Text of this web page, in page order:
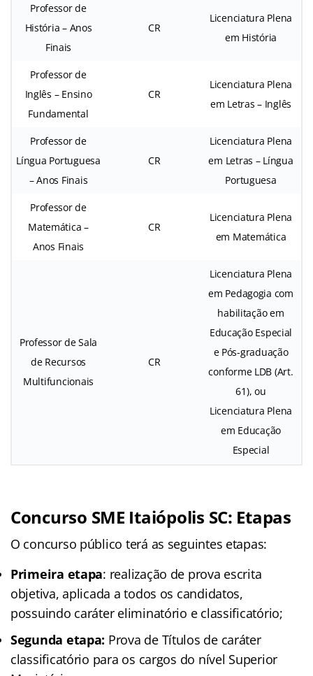
Professor de
História – Anos
Finais
CR
Licenciatura Plena
em História
Professor de
Inglês – Ensino
Fundamental
CR
Licenciatura Plena
em Letras – Inglês
Professor de
Língua Portuguesa
– Anos Finais
CR
Licenciatura Plena
em Letras – Língua
Portuguesa
Professor de
Matemática –
Anos Finais
CR
Licenciatura Plena
em Matemática
Professor de Sala
de Recursos
Multifuncionais
CR
Licenciatura Plena
em Pedagogia com
habilitação em
Educação Especial
e Pós-graduação
conforme LDB (Art.
61), ou
Licenciatura Plena
em Educação
Especial
Concurso SME Itaiópolis SC: Etapas
O concurso público terá as seguintes etapas:
Primeira etapa: realização de prova escrita
objetiva, aplicada a todos os candidatos,
possuindo caráter eliminatório e classificatório;
Segunda etapa: Prova de Títulos de caráter
classificatório para os cargos do nível Superior